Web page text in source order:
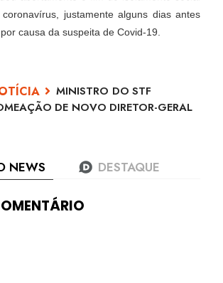
justamente alguns dias antes
causa da suspeita de Covid-19.
MINISTRO DO STF
DE NOVO DIRETOR-GERAL